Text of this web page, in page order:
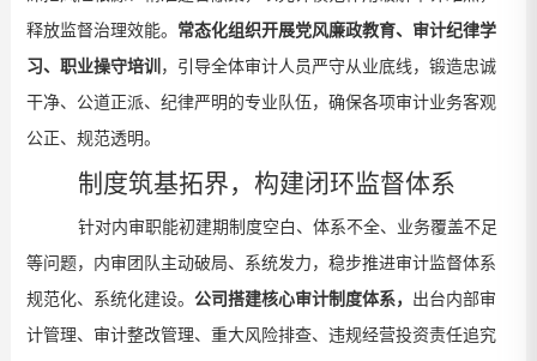
释放监督治理效能。 常态化组织开展党风廉政教育、审计纪律学
习、职业操守培训 ，引导全体审计人员严守从业底线，锻造忠诚
干净、公道正派、纪律严明的专业队伍，确保各项审计业务客观
公正、规范透明。
制度筑基拓界，构建闭环监督体系
针对内审职能初建期制度空白、体系不全、业务覆盖不足
等问题， 内审团队主动破局、系统发力 ， 稳步推进审计监督体系
规范化、系统化建设。 公司搭建核心审计制度体系， 出台内部审
计管理、审计整改管理、重大风险排查、违规经营投资责任追究